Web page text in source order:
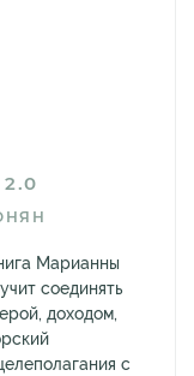
Марианны
соединять
доходом,
с